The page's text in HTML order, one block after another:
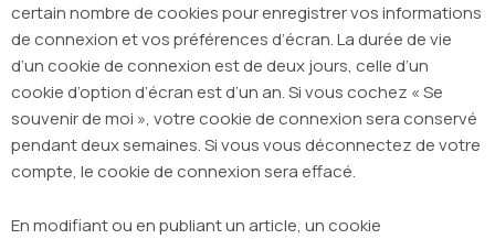
certain nombre de cookies pour enregistrer vos informations
de connexion et vos préférences d’écran. La durée de vie
d’un cookie de connexion est de deux jours, celle d’un
cookie d’option d’écran est d’un an. Si vous cochez « Se
souvenir de moi », votre cookie de connexion sera conservé
pendant deux semaines. Si vous vous déconnectez de votre
compte, le cookie de connexion sera effacé.
En modifiant ou en publiant un article, un cookie